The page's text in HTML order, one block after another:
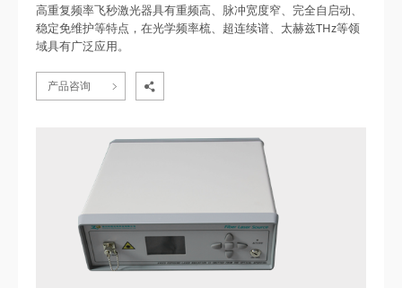
高重复频率飞秒激光器具有重频高、脉冲宽度窄、完全自启动、
稳定免维护等特点，在光学频率梳、超连续谱、太赫兹THz等领
域具有广泛应用。
产品咨询